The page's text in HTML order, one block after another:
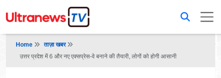
Home
ताज़ा खबर
उत्तर प्रदेश में 6 और नए एक्सप्रेस-वे बनाने की तैयारी, लोगों को होगी आसानी